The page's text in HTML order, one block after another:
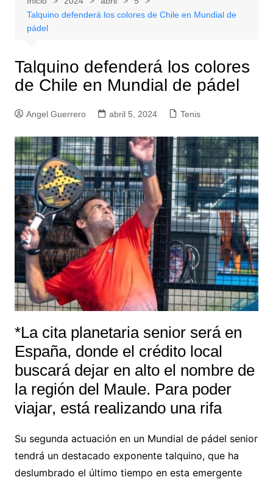
Talquino defenderá los colores de Chile en Mundial de
pádel
Talquino defenderá los colores
de Chile en Mundial de pádel
Angel Guerrero abril 5, 2024 Tenis
*La cita planetaria senior será en
España, donde el crédito local
buscará dejar en alto el nombre de
la región del Maule. Para poder
viajar, está realizando una rifa
Su segunda actuación en un Mundial de pádel senior
tendrá un destacado exponente talquino, que ha
deslumbrado el último tiempo en esta emergente